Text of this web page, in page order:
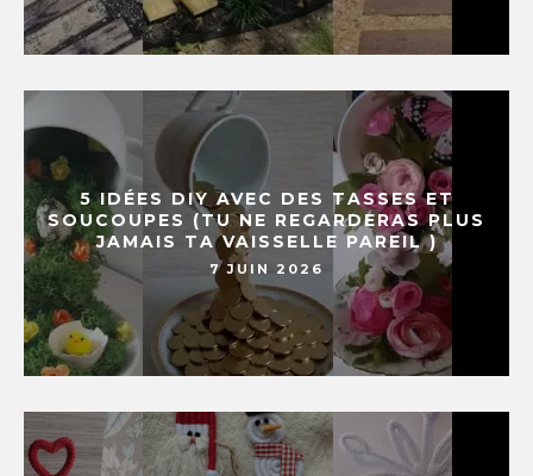
5 IDÉES DIY AVEC DES TASSES ET
SOUCOUPES (TU NE REGARDERAS PLUS
JAMAIS TA VAISSELLE PAREIL )
7 JUIN 2026